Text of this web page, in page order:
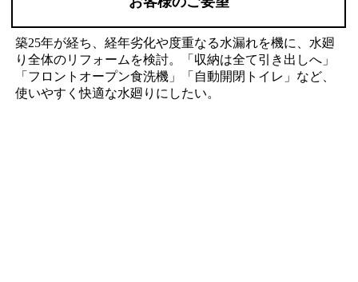
築25年が経ち、経年劣化や度重なる水漏れを機に、水廻
り全体のリフォームを検討。「収納は全て引き出しへ」
「フロントオープン食洗機」「自動開閉トイレ」など、
使いやすく快適な水廻りにしたい。